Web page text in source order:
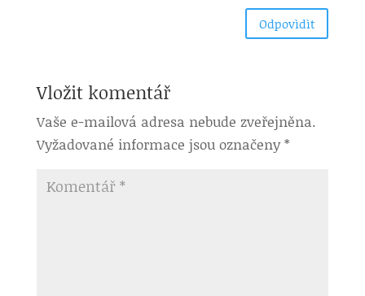
Odpovìdìt
Vložit komentář
Vaše e-mailová adresa nebude zveřejněna.
Vyžadované informace jsou označeny*